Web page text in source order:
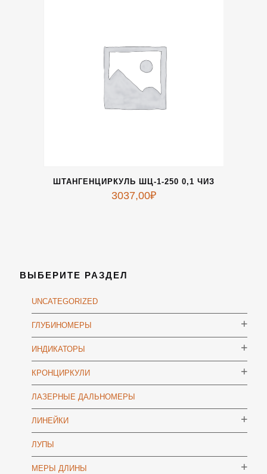
ШТАНГЕНЦИРКУЛЬ ШЦ-1-250 0,1 ЧИЗ
3037,00₽
ВЫБЕРИТЕ РАЗДЕЛ
UNCATEGORIZED
ГЛУБИНОМЕРЫ
ИНДИКАТОРЫ
КРОНЦИРКУЛИ
ЛАЗЕРНЫЕ ДАЛЬНОМЕРЫ
ЛИНЕЙКИ
ЛУПЫ
МЕРЫ ДЛИНЫ